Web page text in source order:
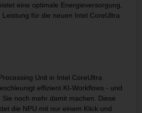
eine optimale Energieversorgung,
Leistung für die neuen Intel CoreUltra
Unit in Intel CoreUltra
effizient KI-Workflows - und
Sie noch mehr damit machen. Diese
die NPU mit nur einem Klick und